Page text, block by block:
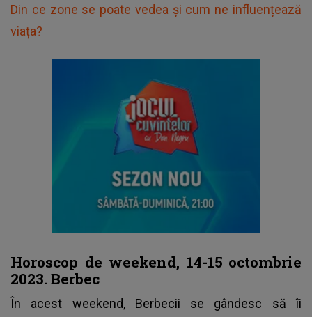
Din ce zone se poate vedea și cum ne influențează
viața?
Horoscop de weekend, 14-15 octombrie
2023. Berbec
În acest weekend, Berbecii se gândesc să îi